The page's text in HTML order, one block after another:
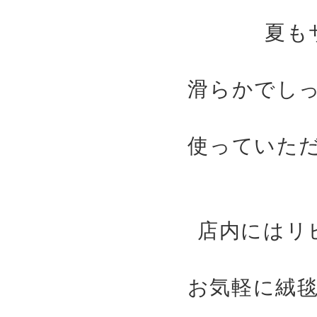
夏も
滑らかでし
使っていた
店内には
お気軽に絨